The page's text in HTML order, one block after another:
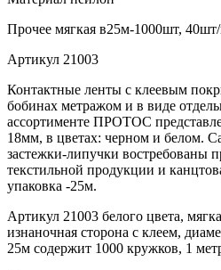
Прочее мягкая в25м-1000шт,
Артикул 21003
Контактные ленты с клеевым
бобинах метражом и в виде
ассортименте ПРОТОС
18мм, в цветах: черном и белом.
застежки-липучки востребованы
текстильной продукции и
упаковка -25м.
Артикул 21003 белого цвета,
изнаночная сторона с клеем,
25м содержит 1000 кружков, 1